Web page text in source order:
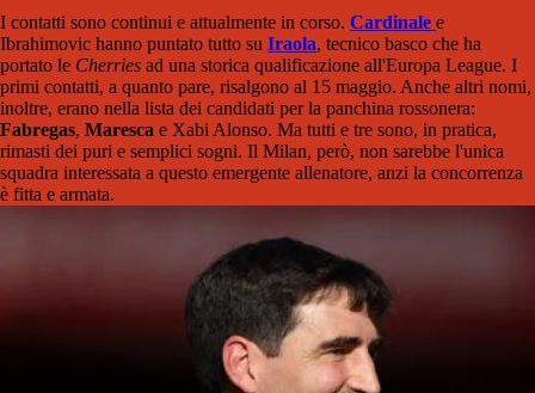
I contatti sono continui e attualmente in corso. Cardinale e
Ibrahimovic hanno puntato tutto su Iraola, tecnico basco che ha
portato le Cherries ad una storica qualificazione all'Europa League. I
primi contatti, a quanto pare, risalgono al 15 maggio. Anche altri nomi,
inoltre, erano nella lista dei candidati per la panchina rossonera:
Fabregas, Maresca e Xabi Alonso. Ma tutti e tre sono, in pratica,
rimasti dei puri e semplici sogni. Il Milan, però, non sarebbe l'unica
squadra interessata a questo emergente allenatore, anzi la concorrenza
è fitta e armata.